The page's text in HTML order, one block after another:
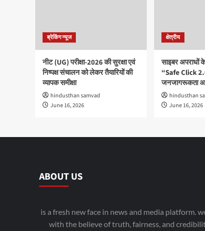
ब्रेकिंग न्यूज
नीट (UG) परीक्षा-2026 की सुरक्षा एवं
निष्पक्ष संचालन को लेकर तैयारियों की
व्यापक समीक्षा
hindusthan samvad
June 16, 2026
क्षेत्रीय
साइबर अपराधों
“Safe Click
जनजागरूकता
hindusthan
June 16, 2026
ABOUT US
is a fresh new face in news and media platform.
with the believe of truth, fairness, and